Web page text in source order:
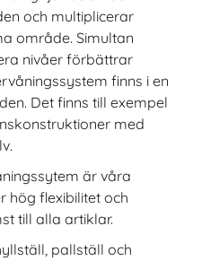
och multiplicerar
område. Simultan
nivåer förbättrar
finns i en
Det finns till exempel
med
är våra
hög flexibilitet och
till alla artiklar.
pallställ och